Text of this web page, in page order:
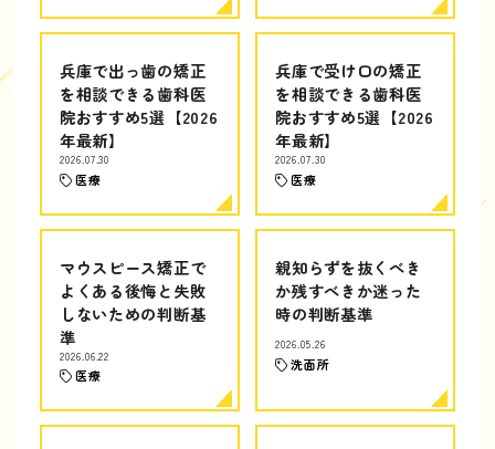
兵庫で出っ歯の矯正
を相談できる歯科医
院おすすめ5選【2026
年最新】
2026.07.30
医療
兵庫で受け口の矯正
を相談できる歯科医
院おすすめ5選【2026
年最新】
2026.07.30
医療
マウスピース矯正で
よくある後悔と失敗
しないための判断基
準
2026.06.22
医療
親知らずを抜くべき
か残すべきか迷った
時の判断基準
2026.05.26
洗面所